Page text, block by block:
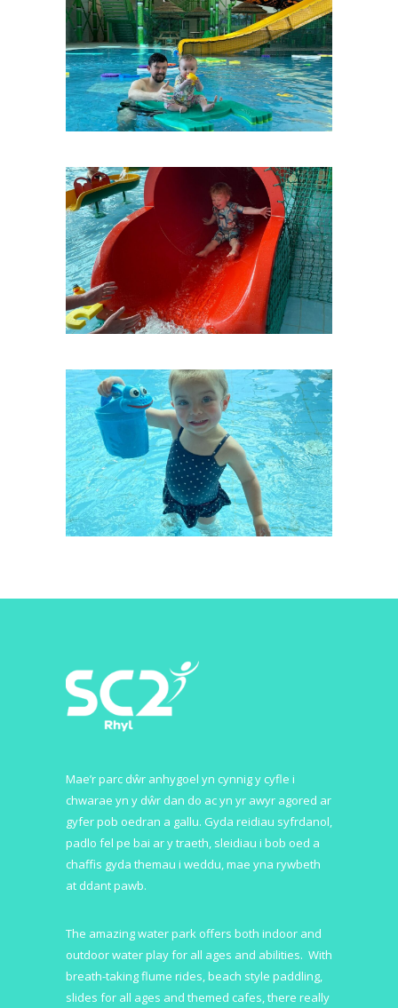
Mae’r parc dŵr anhygoel yn cynnig y cyfle i
chwarae yn y dŵr dan do ac yn yr awyr agored ar
gyfer pob oedran a gallu. Gyda reidiau syfrdanol,
padlo fel pe bai ar y traeth, sleidiau i bob oed a
chaffis gyda themau i weddu, mae yna rywbeth
at ddant pawb.
The amazing water park offers both indoor and
outdoor water play for all ages and abilities. With
breath-taking flume rides, beach style paddling,
slides for all ages and themed cafes, there really